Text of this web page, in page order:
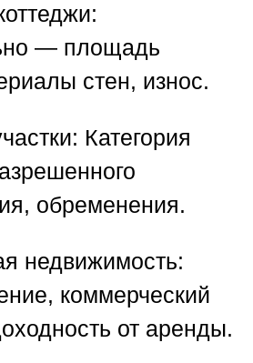
— площадь
стен, износ.
Категория
обременения.
недвижимость:
коммерческий
от аренды.